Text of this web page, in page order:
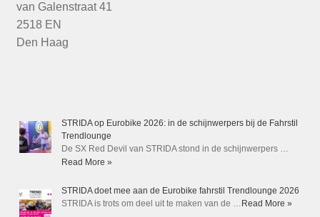
van Galenstraat 41
2518 EN
Den Haag
STRIDA op Eurobike 2026: in de schijnwerpers bij de Fahrstil
Trendlounge
De SX Red Devil van STRIDA stond in de schijnwerpers …
Read More »
STRIDA doet mee aan de Eurobike fahrstil Trendlounge 2026
STRIDA is trots om deel uit te maken van de … Read More »